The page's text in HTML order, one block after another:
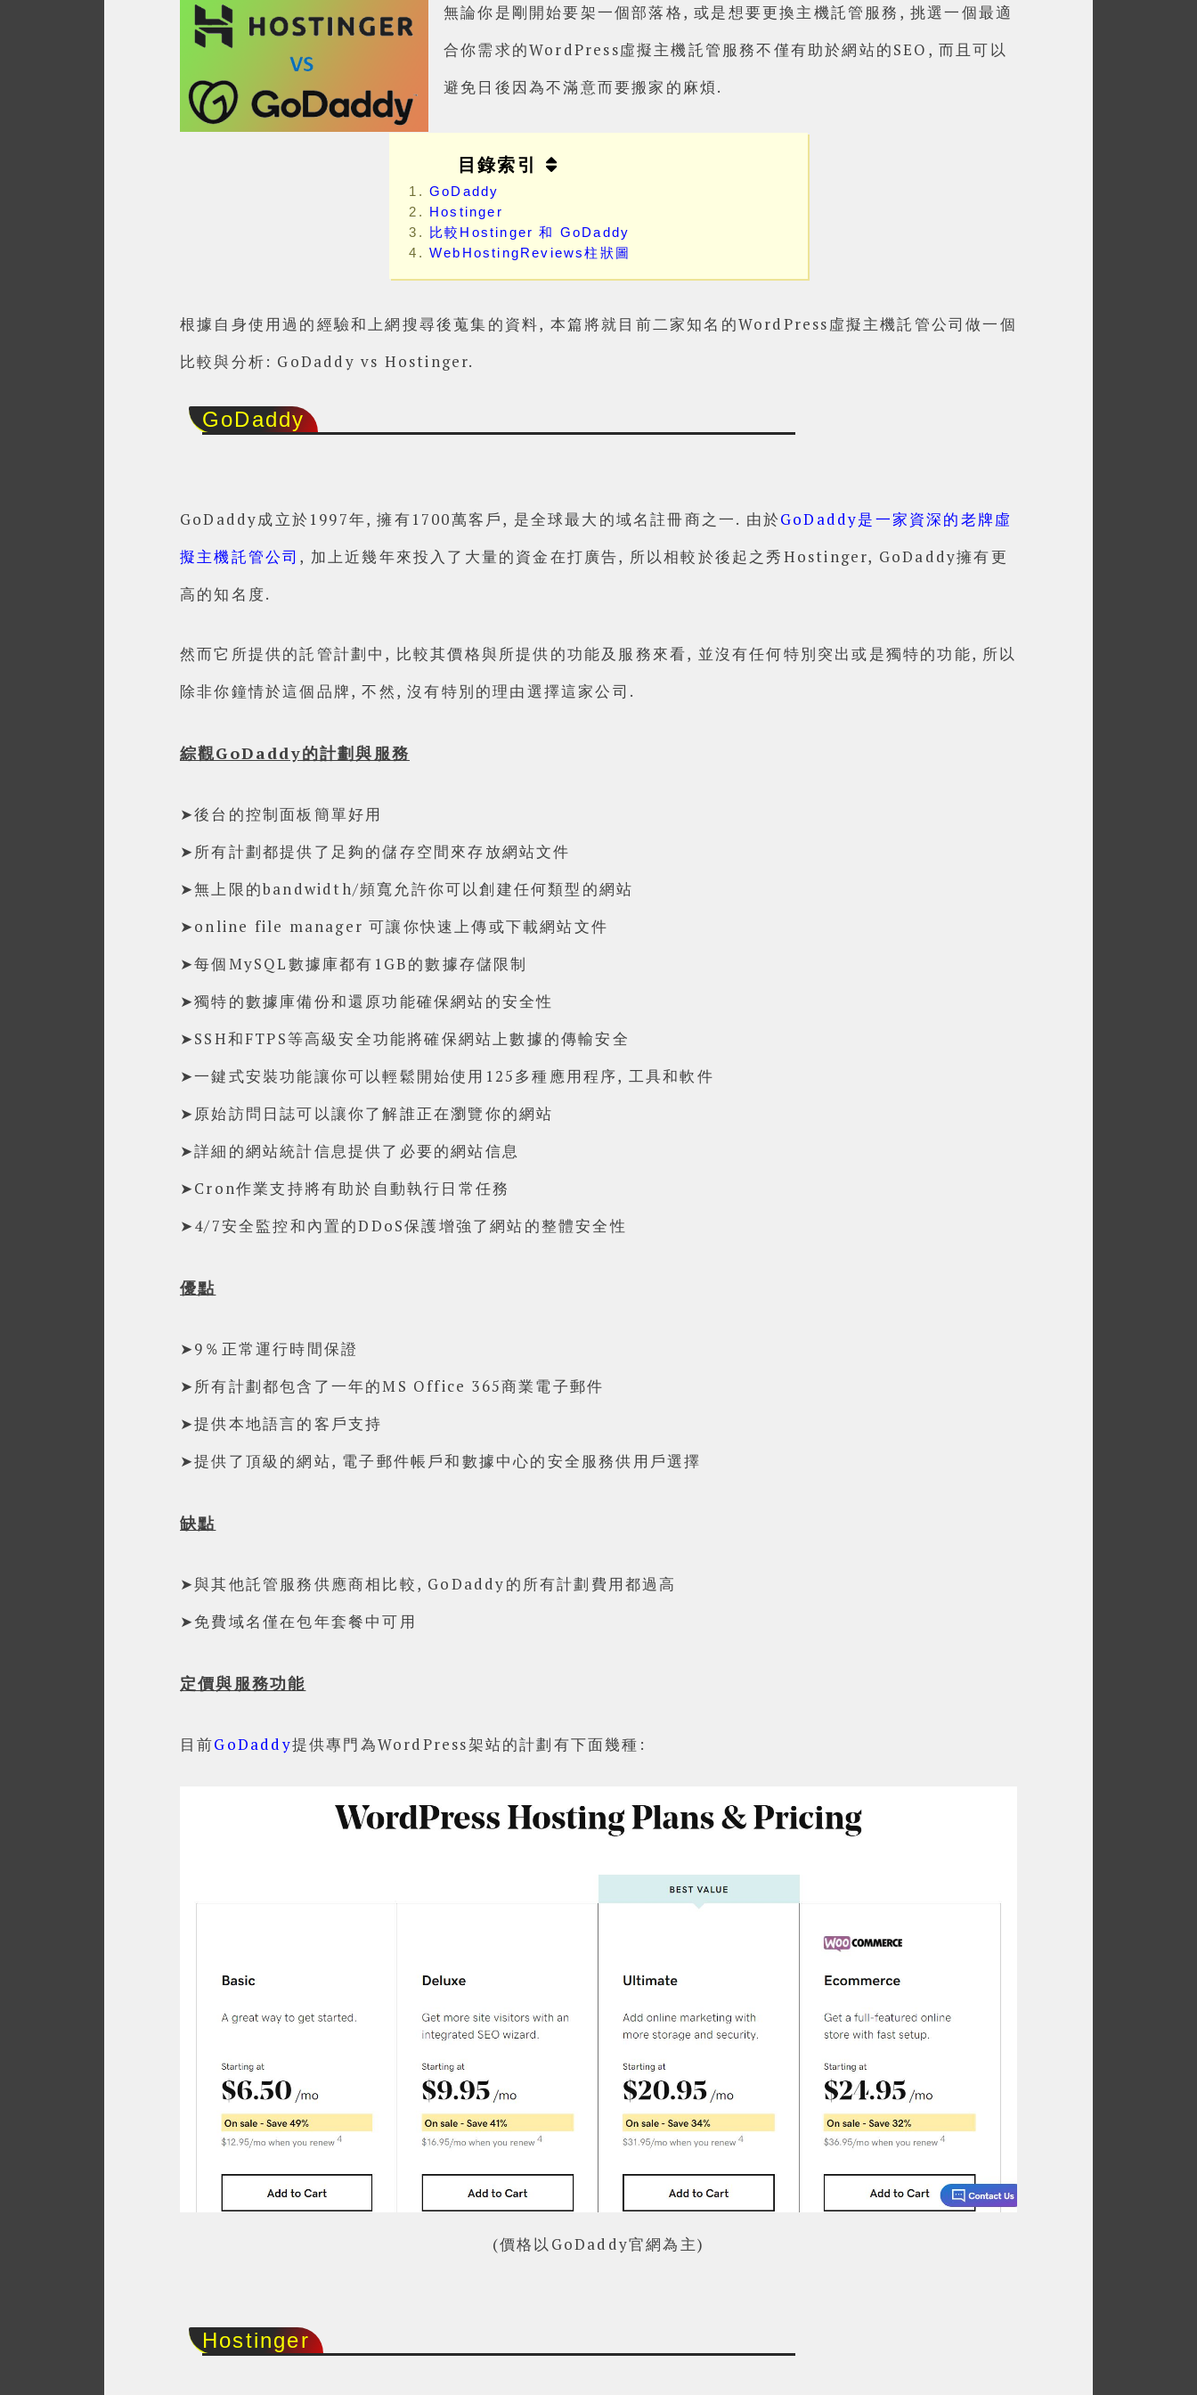
無論你是剛開始要架一個部落格, 或是想要更換主機託管服務, 挑選一個最適
合你需求的WordPress虛擬主機託管服務不僅有助於網站的SEO, 而且可以
避免日後因為不滿意而要搬家的麻煩.
目錄索引
GoDaddy
Hostinger
比較Hostinger 和 GoDaddy
WebHostingReviews柱狀圖
根據自身使用過的經驗和上網搜尋後蒐集的資料, 本篇將就目前二家知名的WordPress虛擬主機託管公司做一個
比較與分析: GoDaddy vs Hostinger.
GoDaddy
GoDaddy成立於1997年, 擁有1700萬客戶, 是全球最大的域名註冊商之一. 由於GoDaddy是一家資深的老牌虛
擬主機託管公司 , 加上近幾年來投入了大量的資金在打廣告, 所以相較於後起之秀Hostinger, GoDaddy擁有更
高的知名度.
然而它所提供的託管計劃中, 比較其價格與所提供的功能及服務來看, 並沒有任何特別突出或是獨特的功能, 所以
除非你鐘情於這個品牌, 不然, 沒有特別的理由選擇這家公司.
綜觀GoDaddy的計劃與服務
➤後台的控制面板簡單好用
➤所有計劃都提供了足夠的儲存空間來存放網站文件
➤無上限的bandwidth/頻寬允許你可以創建任何類型的網站
➤online file manager 可讓你快速上傳或下載網站文件
➤每個MySQL數據庫都有1GB的數據存儲限制
➤獨特的數據庫備份和還原功能確保網站的安全性
➤SSH和FTPS等高級安全功能將確保網站上數據的傳輸安全
➤一鍵式安裝功能讓你可以輕鬆開始使用125多種應用程序, 工具和軟件
➤原始訪問日誌可以讓你了解誰正在瀏覽你的網站
➤詳細的網站統計信息提供了必要的網站信息
➤Cron作業支持將有助於自動執行日常任務
➤4/7安全監控和內置的DDoS保護增強了網站的整體安全性
優點
➤9％正常運行時間保證
➤所有計劃都包含了一年的MS Office 365商業電子郵件
➤提供本地語言的客戶支持
➤提供了頂級的網站, 電子郵件帳戶和數據中心的安全服務供用戶選擇
缺點
➤與其他託管服務供應商相比較, GoDaddy的所有計劃費用都過高
➤免費域名僅在包年套餐中可用
定價與服務功能
目前GoDaddy提供專門為WordPress架站的計劃有下面幾種:
(價格以GoDaddy官網為主)
Hostinger